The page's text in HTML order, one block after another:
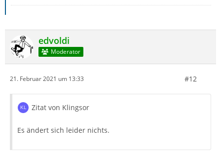
edvoldi
Moderator
21. Februar 2021 um 13:33 #12
Zitat von Klingsor
Es ändert sich leider nichts.